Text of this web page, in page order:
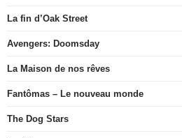
La fin d’Oak Street
Avengers: Doomsday
La Maison de nos rêves
Fantômas – Le nouveau monde
The Dog Stars